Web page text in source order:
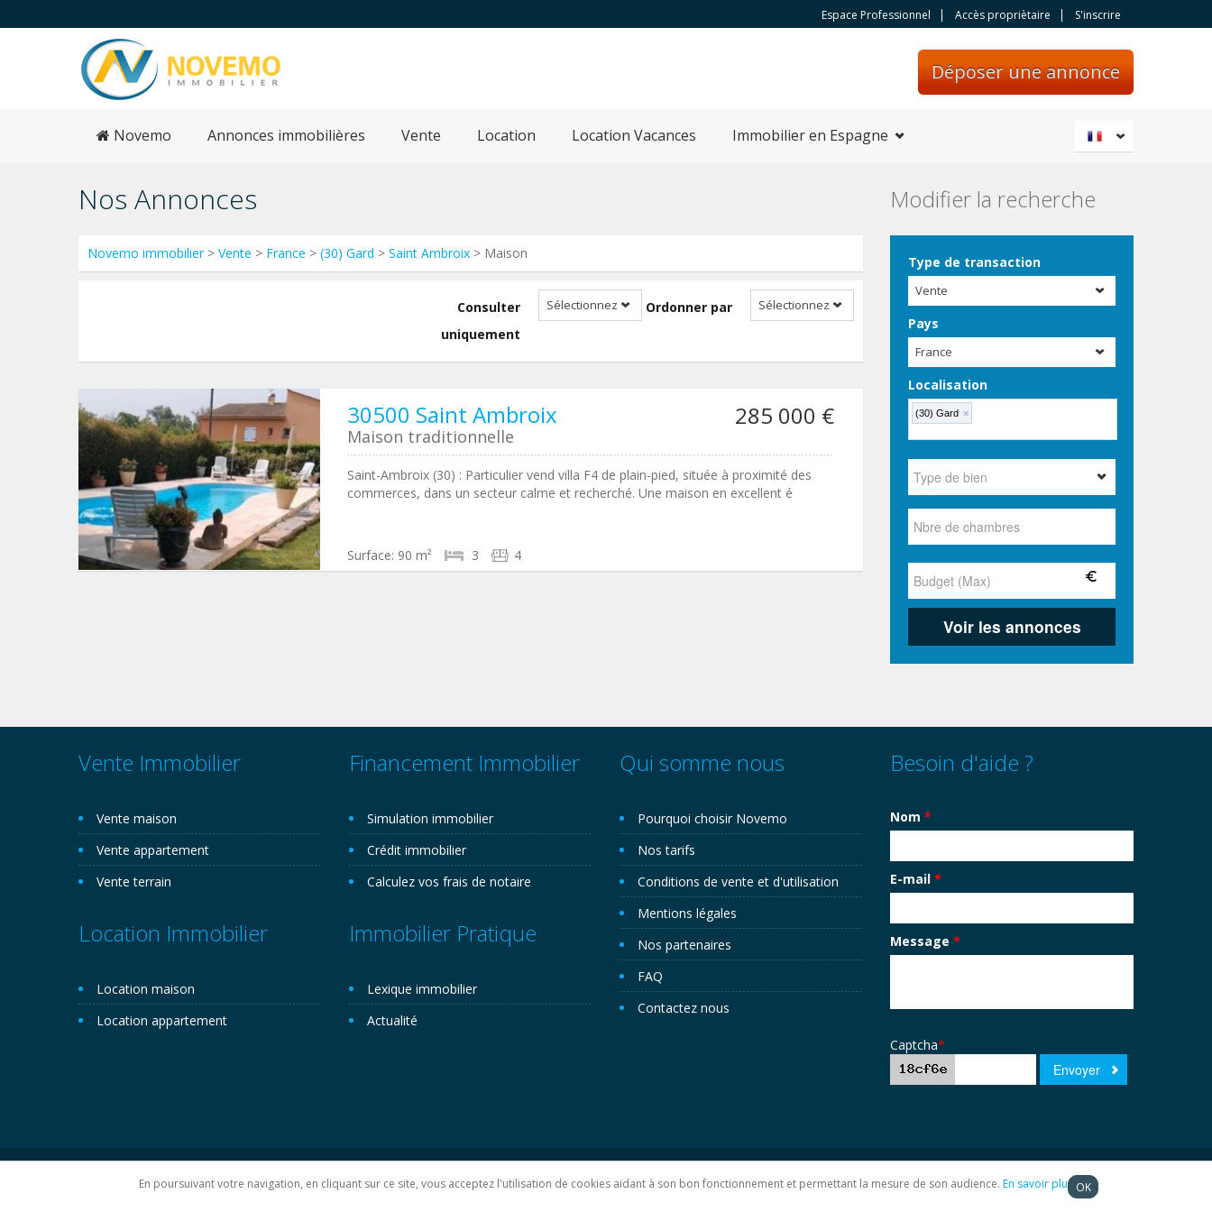
Espace Professionnel Accès propriètaire S'inscrire
Déposer une annonce
Novemo Annonces immobilières Vente Location Location Vacances Immobilier en Espagne
Nos Annonces
Novemo immobilier> Vente > France > (30) Gard > Saint Ambroix > Maison
Ordonner par Sélectionnez
Consulter
uniquement
Sélectionnez
30500 Saint Ambroix 285 000 €
Maison traditionnelle
Saint-Ambroix (30) : Particulier vend villa F4 de plain-pied, située à proximité des
commerces, dans un secteur calme et recherché. Une maison en excellent é
Surface: 90 m² 3 4
Modifier la recherche
Type de transaction
Vente
Pays
France
Localisation
(30) Gard ×
Vente Immobilier
Vente maison
Vente appartement
Vente terrain
Location Immobilier
Location maison
Location appartement
Financement Immobilier
Simulation immobilier
Crédit immobilier
Calculez vos frais de notaire
Immobilier Pratique
Lexique immobilier
Actualité
Qui somme nous
Pourquoi choisir Novemo
Nos tarifs
Conditions de vente et d'utilisation
Mentions légales
Nos partenaires
FAQ
Contactez nous
Besoin d'aide ?
Nom *
E-mail *
Message *
Captcha*
Copyright 2026©. Novemo.com. Tous droits réservés. Plan du site
En poursuivant votre navigation, en cliquant sur ce site, vous acceptez l'utilisation de cookies aidant à son bon fonctionnement et permettant la mesure de son audience. En savoir plus OK